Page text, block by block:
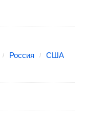
Россия
США